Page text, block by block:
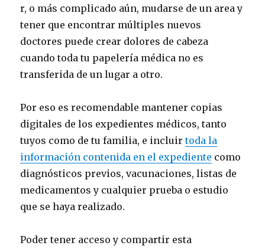
r, o más complicado aún, mudarse de un area y
tener que encontrar múltiples nuevos
doctores puede crear dolores de cabeza
cuando toda tu papelería médica no es
transferida de un lugar a otro.
Por eso es recomendable mantener copias
digitales de los expedientes médicos, tanto
tuyos como de tu familia, e incluirtoda la
información contenida en el expediente como
diagnósticos previos, vacunaciones, listas de
medicamentos y cualquier prueba o estudio
que se haya realizado.
Poder tener acceso y compartir esta